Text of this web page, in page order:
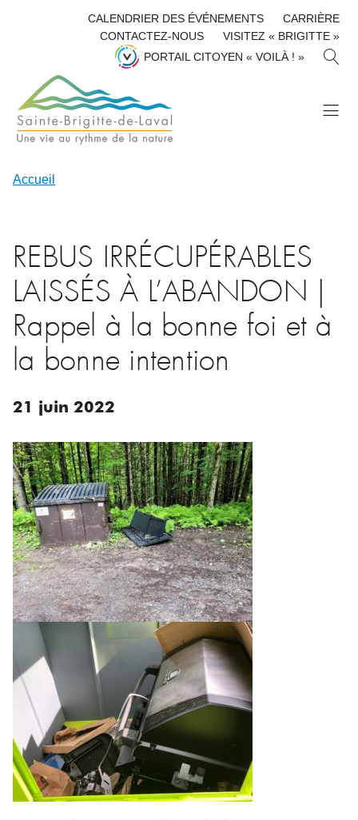
CALENDRIER DES ÉVÉNEMENTS
CARRIÈRE
CONTACTEZ-NOUS
VISITEZ « BRIGITTE »
PORTAIL CITOYEN « VOILÀ ! »
H
Accueil
REBUS IRRÉCUPÉRABLES
LAISSÉS À L’ABANDON |
Rappel à la bonne foi et à
la bonne intention
21 juin 2022